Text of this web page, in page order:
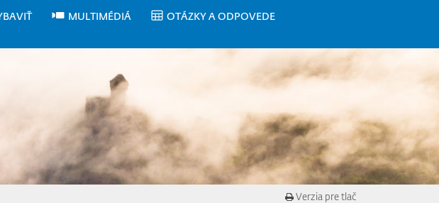
MULTIMÉDIÁ
OTÁZKY A ODPOVEDE
Verzia pre tlač